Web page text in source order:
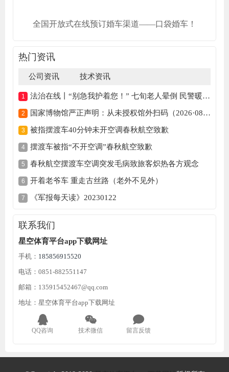
全国开放式在线预订婚车渠道——口袋婚车！
热门资讯
公司资讯 技术资讯
法治在线丨“别急我护着您！” 七旬老人晕倒 民警暖心守护
国家博物馆严正声明：从未授权馆外扫码（2026·08·03）
被指摆渡车40分钟未开空调春秋航空致歉
摆渡车被指“不开空调”春秋航空致歉
春秋航空摆渡车空调突发毛病致旅客炽热各方观念
开着老爷车 重走古丝路（老外不见外）
《军报每天读》20230122
联系我们
星空体育平台app下载网址
手机： 185856915520
电话：0851-882551147
邮箱：135915452467@qq.com
地址：星空体育平台app下载网址
QQ咨询 技术微信 留言反馈